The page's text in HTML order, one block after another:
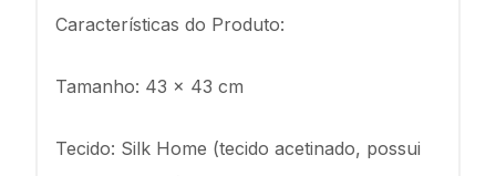
Características do Produto:
Tamanho: 43 x 43 cm
Tecido: Silk Home (tecido acetinado, possui